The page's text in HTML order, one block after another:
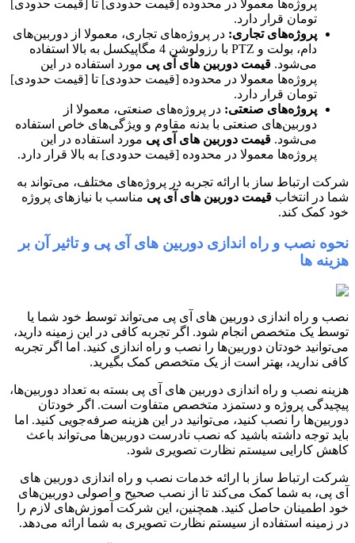
پروژه‌ها معمولا در محدوده [قیمت حدودی] تا [قیمت حدودی]
تومان قرار دارد.
پروژه‌های تجاری: در پروژه‌های تجاری، معمولا از دوربین‌های
دام، بولت و PTZ با رزولوشن 4 مگاپیکسل به بالا استفاده
می‌شود. قیمت دوربین های آی پی مورد استفاده در این
پروژه‌ها معمولا در محدوده [قیمت حدودی] تا [قیمت حدودی]
تومان قرار دارد.
پروژه‌های صنعتی: در پروژه‌های صنعتی، معمولا از
دوربین‌های صنعتی با بدنه مقاوم و ویژگی‌های خاص استفاده
می‌شود. قیمت دوربین های آی پی مورد استفاده در این
پروژه‌ها معمولا در محدوده [قیمت حدودی] به بالا قرار دارد.
شرکت ارتباط ساز با ارائه تجربه در پروژه‌های مختلف، می‌تواند به
شما در انتخاب قیمت دوربین های آی پی مناسب با نیازهای پروژه
خود کمک کند.
نحوه نصب و راه اندازی دوربین های آی پی و تاثیر آن بر
هزینه ها
نصب و راه اندازی دوربین های آی پی می‌تواند توسط خود شما یا
توسط یک متخصص انجام شود. اگر تجربه کافی در این زمینه دارید،
می‌توانید خودتان دوربین‌ها را نصب و راه اندازی کنید. اما اگر تجربه
کافی ندارید، بهتر است از یک متخصص کمک بگیرید.
هزینه نصب و راه اندازی دوربین های آی پی بسته به تعداد دوربین‌ها،
پیچیدگی پروژه و دستمزد متخصص متفاوت است. اگر خودتان
دوربین‌ها را نصب کنید، می‌توانید در این هزینه صرفه‌جویی کنید. اما
باید توجه داشته باشید که نصب نادرست دوربین‌ها می‌تواند باعث
کاهش کارایی سیستم نظارت تصویری شود.
شرکت ارتباط ساز با ارائه خدمات نصب و راه اندازی دوربین های
آی پی، به شما کمک می‌کند تا از نصب صحیح و اصولی دوربین‌های
خود اطمینان حاصل کنید. همچنین، این شرکت آموزش‌های لازم را
در زمینه استفاده از سیستم نظارت تصویری به شما ارائه می‌دهد.